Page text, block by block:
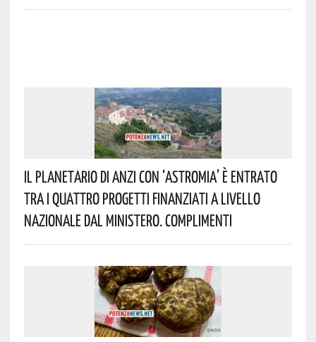
Il Planetario Di Anzi Con ‘Astromia’ È Entrato
Tra I Quattro Progetti Finanziati A Livello
Nazionale Dal Ministero. Complimenti